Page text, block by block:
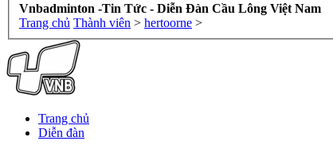
Vnbadminton -Tin Tức - Diễn Đàn Cầu Lông Việt Nam
Trang chủ Thành viên > hertoorne >
Trang chủ
Diễn đàn